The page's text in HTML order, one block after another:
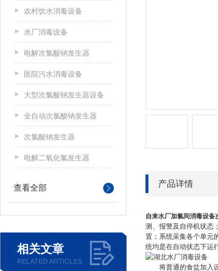
农村饮水消毒设备
水厂消毒设备
电解次氯酸钠发生器
医院污水消毒设备
大型次氯酸钠发生器设备
全自动次氯酸钠发生器
次氯酸钠发生器
电解二氧化氯发生器
查看全部
相关文章
RELATED ARTICLES
产品详情
自来水厂加氯间消毒设备
测、报警及自停机状态
置；系统采集各个单元
统均是在自动状态下运
将普通的食盐加入设